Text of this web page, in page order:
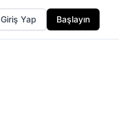
Giriş Yap Başlayın